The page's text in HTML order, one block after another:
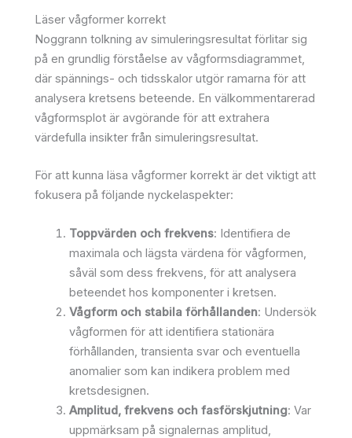
Läser vågformer korrekt
Noggrann tolkning av simuleringsresultat förlitar sig
på en grundlig förståelse av vågformsdiagrammet,
där spännings- och tidsskalor utgör ramarna för att
analysera kretsens beteende. En välkommentarerad
vågformsplot är avgörande för att extrahera
värdefulla insikter från simuleringsresultat.
För att kunna läsa vågformer korrekt är det viktigt att
fokusera på följande nyckelaspekter:
Toppvärden och frekvens: Identifiera de
maximala och lägsta värdena för vågformen,
såväl som dess frekvens, för att analysera
beteendet hos komponenter i kretsen.
Vågform och stabila förhållanden: Undersök
vågformen för att identifiera stationära
förhållanden, transienta svar och eventuella
anomalier som kan indikera problem med
kretsdesignen.
Amplitud, frekvens och fasförskjutning: Var
uppmärksam på signalernas amplitud,